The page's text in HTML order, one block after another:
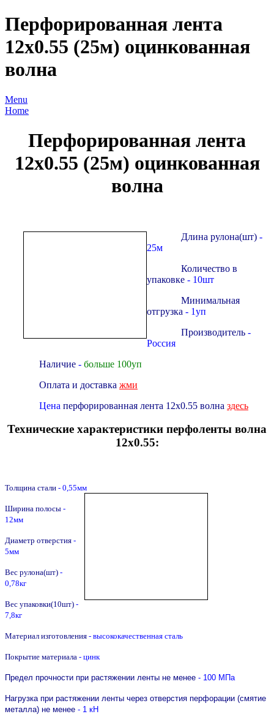
Перфорированная лента
12х0.55 (25м) оцинкованная
волна
Menu
Home
Перфорированная лента
12х0.55 (25м) оцинкованная
волна
Длина рулона(шт) -
25м
Количество в
упаковке - 10шт
Минимальная
отгрузка - 1уп
Производитель -
Россия
Наличие - больше 100уп
Оплата и доставка жми
Цена перфорированная лента 12х0.55 волна здесь
Технические характеристики перфоленты волна
12х0.55:
Толщина стали - 0,55мм
Ширина полосы -
12мм
Диаметр отверстия -
5мм
Вес рулона(шт) -
0,78кг
Вес упаковки(10шт) -
7,8кг
Материал изготовления - высококачественная сталь
Покрытие материала - цинк
Предел прочности при растяжении ленты не менее - 100 МПа
Нагрузка при растяжении ленты через отверстия перфорации (смятие
металла) не менее - 1 кН